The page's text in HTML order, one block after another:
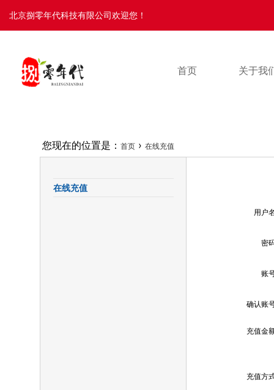
北京捌零年代科技有限公司欢迎您！
首页 关于我
您现在的位置是： 首页 › 在线充值
在线充值
用户
密
账
确认账
充值金
充值方